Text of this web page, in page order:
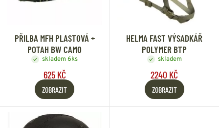
PŘILBA MFH PLASTOVÁ +
POTAH BW CAMO
skladem 6ks
625 KČ
ZOBRAZIT
HELMA FAST VÝSADKÁŘ
POLYMER BTP
skladem
2240 KČ
ZOBRAZIT